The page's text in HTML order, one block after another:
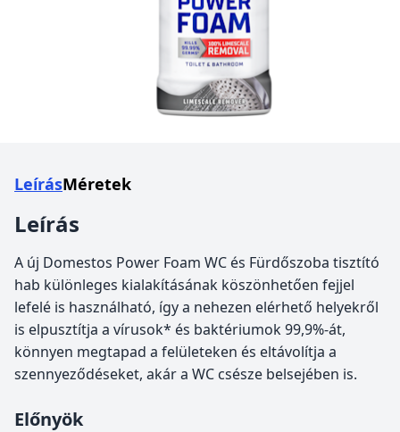
LeírásMéretek
Leírás
A új Domestos Power Foam WC és Fürdőszoba tisztító
hab különleges kialakításának köszönhetően fejjel
lefelé is használható, így a nehezen elérhető helyekről
is elpusztítja a vírusok* és baktériumok 99,9%-át,
könnyen megtapad a felületeken és eltávolítja a
szennyeződéseket, akár a WC csésze belsejében is.
Előnyök